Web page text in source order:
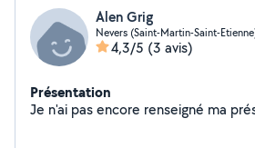
Alen Grig
Nevers (Saint-Martin-Saint-
4,3/5 (3 avis)
Présentation
Je n'ai pas